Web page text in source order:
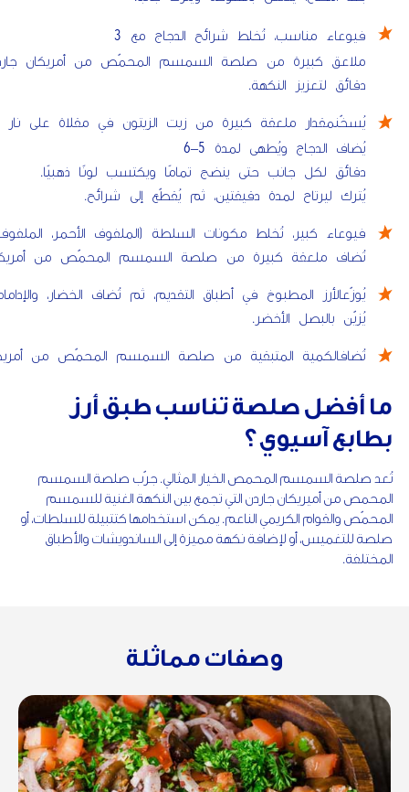
فيوعاء مناسب، تُخلط شرائح الدجاج مع 3
ملاعق كبيرة من صلصة السمسم المحمّص من أمريكان
دقائق لتعزيز النكهة.
يُسخّنمقدار ملعقة كبيرة من زيت الزيتون في مقلاة على
يُضاف الدجاج ويُطهى لمدة 5
–
6
دقائق لكل جانب حتى ينضج تمامًا ويكتسب لونًا ذهبيًا.
يُترك ليرتاح لمدة دقيقتين، ثم يُقطّع إلى شرائح.
فيوعاء كبير، تُخلط مكونات السلطة (الملفوف الأحمر، الملفوف
تُضاف ملعقة كبيرة من صلصة السمسم المحمّص من
يُوزّعالأرز المطبوخ في أطباق التقديم، ثم تُضاف الخضار،
يُزيّن بالبصل الأخضر.
تُضافالكمية المتبقية من صلصة السمسم المحمّص من
ما أفضل صلصة تناسب طبق أرز
بطابع آسيوي؟
تُعد صلصة السمسم المحمص الخيار المثالي. جرّب صلصة السمسم
المحمص من أميريكان جاردن التي تجمع بين النكهة الغنية للسمسم
المحمّص والقوام الكريمي الناعم. يمكن استخدامها كتتبيلة للسلطات، أو
صلصة للتغميس، أو لإضافة نكهة مميزة إلى الساندويشات والأطباق
المختلفة.
وصفات مماثلة